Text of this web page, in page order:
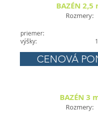
BAZÉN 2,5
Rozmery:
CENOVÁ
priemer:
výšky:
BAZÉN 3
Rozmery: